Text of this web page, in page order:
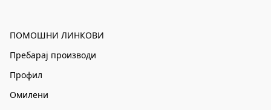
ПОМОШНИ ЛИНКОВИ
Пребарај производи
Профил
Омилени